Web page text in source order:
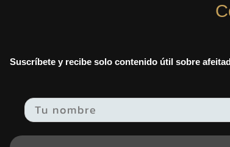
Suscríbete y recibe solo contenido útil sobre
Email